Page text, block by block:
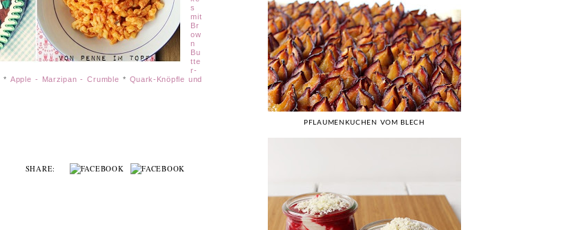
s
mit
Br
ow
n
Bu
tte
r-
* Apple - Marzipan - Crumble * Quark-Knöpfle und
SHARE:
PFLAUMENKUCHEN VOM BLECH